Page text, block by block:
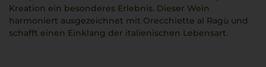
Kreation ein besonderes Erlebnis. Dieser Wein
harmoniert ausgezeichnet mit Orecchiette al Ragù und
schafft einen Einklang der italienischen Lebensart.